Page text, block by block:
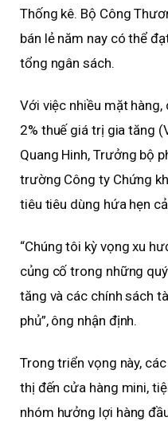
Thống kê. Bộ Công
bán lẻ năm nay có thể
tổng ngân sách.
Với việc nhiều mặt
2% thuế giá trị gia tăng
Quang Hinh, Trưởng bộ
trường Công ty Chứng
tiêu tiêu dùng hứa hẹn
“Chúng tôi kỳ vọng xu
củng cố trong những
tăng và các chính sách
phủ”, ông nhận định.
Trong triển vọng này,
thị đến cửa hàng mini,
nhóm hưởng lợi hàng